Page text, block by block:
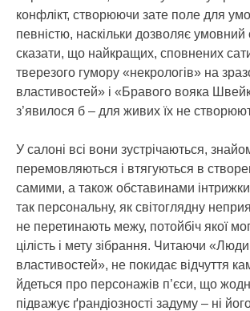
конфлікт, створюючи зате поле для
певністю, наскільки дозволяє
сказати, що найкращих, сповнених
тверезого гумору «некрологів» на
властивостей» і «Бравого вояка
з’явилося б – для живих їх не
У салоні всі вони зустрічаються,
перемовляються і втягуються в
самими, а також обставинами
так персональну, як світоглядну
не перетинають межу, потойбіч якої
цілість і мету зібрання. Читаючи
властивостей», не покидає відчуття
йдеться про персонажів п’єси, що
підважує ґрандіозності задуму – ні